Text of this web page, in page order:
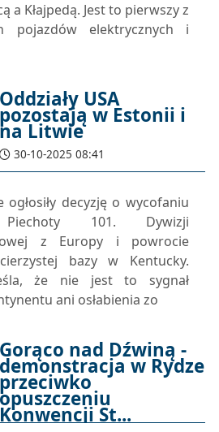
a Kłajpedą. Jest to pierwszy z
pojazdów elektrycznych i
Oddziały USA
pozostają w Estonii i
na Litwie
30-10-2025 08:41
ogłosiły decyzję o wycofaniu
101. Dywizji
z Europy i powrocie
bazy w Kentucky.
że nie jest to sygnał
ani osłabienia zo
Gorąco nad Dźwiną -
demonstracja w Rydze
przeciwko
opuszczeniu
Konwencji St...